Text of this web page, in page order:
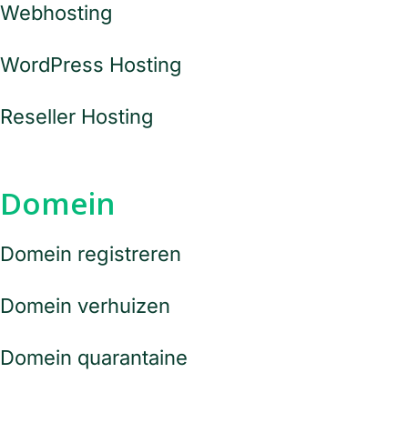
Webhosting
WordPress Hosting
Reseller Hosting
Domein
Domein registreren
Domein verhuizen
Domein quarantaine